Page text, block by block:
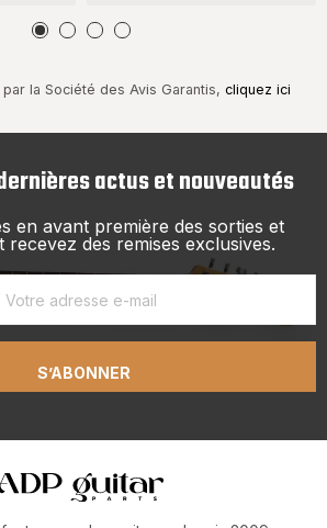
la Société des Avis Garantis, cliquez ici
actus et nouveautés
en avant première des sorties et
recevez des remises exclusives.
S’ABONNER